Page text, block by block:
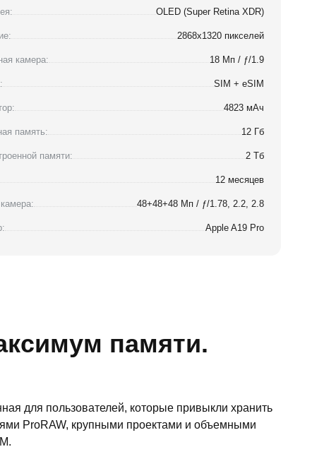
OLED (Super Retina XDR)
2868x1320 пикселей
камера: 18 Мп / ƒ/1.9
SIM + eSIM
4823 мАч
память: 12 Гб
памяти: 2 Тб
12 месяцев
48+48+48 Мп / ƒ/1.78, 2.2, 2.8
Apple A19 Pro
памяти.
для пользователей, которые привыкли хранить
ProRAW, крупными проектами и объемными